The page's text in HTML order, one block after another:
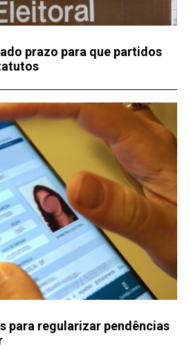
prazo para que partidos
para regularizar pendências